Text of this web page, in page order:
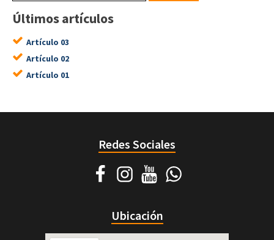
Últimos artículos
Artículo 03
Artículo 02
Artículo 01
Redes Sociales
Ubicación